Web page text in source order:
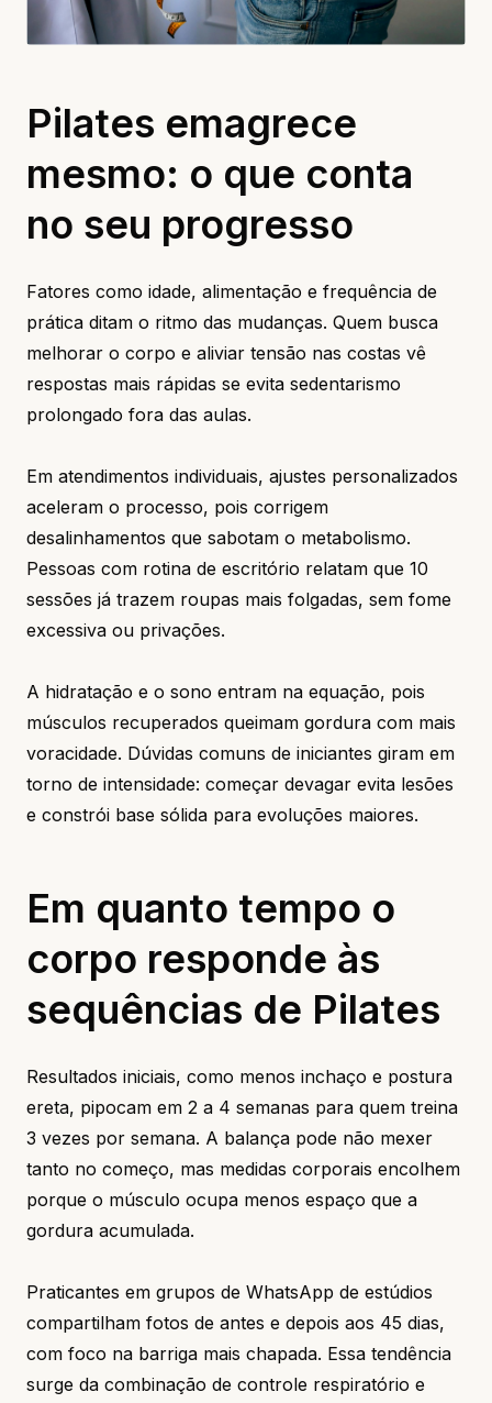
Pilates emagrece
mesmo: o que conta
no seu progresso
Fatores como idade, alimentação e frequência de
prática ditam o ritmo das mudanças. Quem busca
melhorar o corpo e aliviar tensão nas costas vê
respostas mais rápidas se evita sedentarismo
prolongado fora das aulas.
Em atendimentos individuais, ajustes personalizados
aceleram o processo, pois corrigem
desalinhamentos que sabotam o metabolismo.
Pessoas com rotina de escritório relatam que 10
sessões já trazem roupas mais folgadas, sem fome
excessiva ou privações.
A hidratação e o sono entram na equação, pois
músculos recuperados queimam gordura com mais
voracidade. Dúvidas comuns de iniciantes giram em
torno de intensidade: começar devagar evita lesões
e constrói base sólida para evoluções maiores.
Em quanto tempo o
corpo responde às
sequências de Pilates
Resultados iniciais, como menos inchaço e postura
ereta, pipocam em 2 a 4 semanas para quem treina
3 vezes por semana. A balança pode não mexer
tanto no começo, mas medidas corporais encolhem
porque o músculo ocupa menos espaço que a
gordura acumulada.
Praticantes em grupos de WhatsApp de estúdios
compartilham fotos de antes e depois aos 45 dias,
com foco na barriga mais chapada. Essa tendência
surge da combinação de controle respiratório e